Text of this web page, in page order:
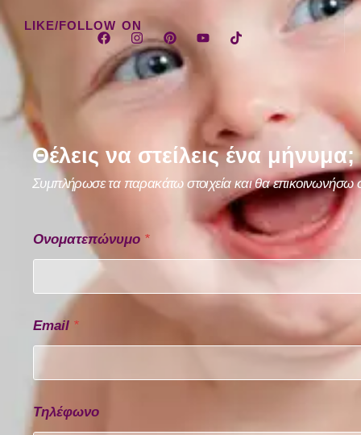
LIKE/FOLLOW ON
Θέλεις να στείλεις ένα μήνυμα;
Συμπλήρωσε τα παρακάτω στοιχεία και θα επικοινωνήσω
Ονοματεπώνυμο *
Email *
Τηλέφωνο